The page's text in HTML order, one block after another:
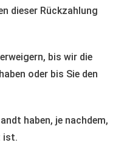
dieser Rückzahlung
bis wir die
oder bis Sie den
haben, je nachdem,
ist.